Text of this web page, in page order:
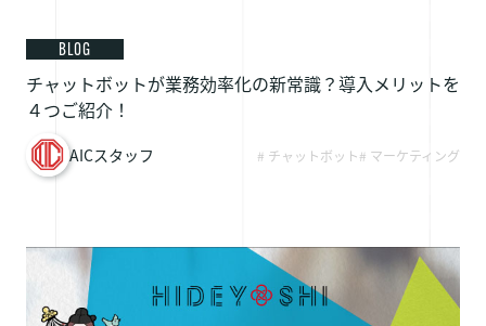
弊社の特徴
BLOG
チャットボットが業務効率化の新常識？導入メリットを
４つご紹介！
AICスタッフ # チャットボット# マーケティング